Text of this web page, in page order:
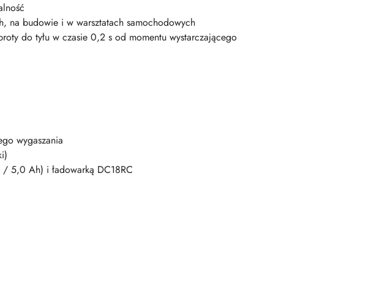
na budowie i w warsztatach samochodowych
do tyłu w czasie 0,2 s od momentu wystarczającego
wygaszania
5,0 Ah) i ładowarką DC18RC